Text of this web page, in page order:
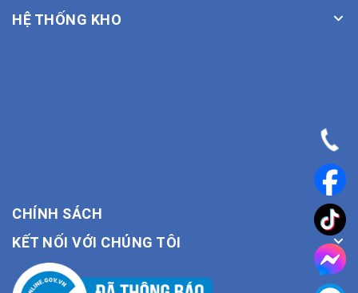
HỆ THỐNG KHO
CHÍNH SÁCH
KẾT NỐI VỚI CHÚNG TÔI